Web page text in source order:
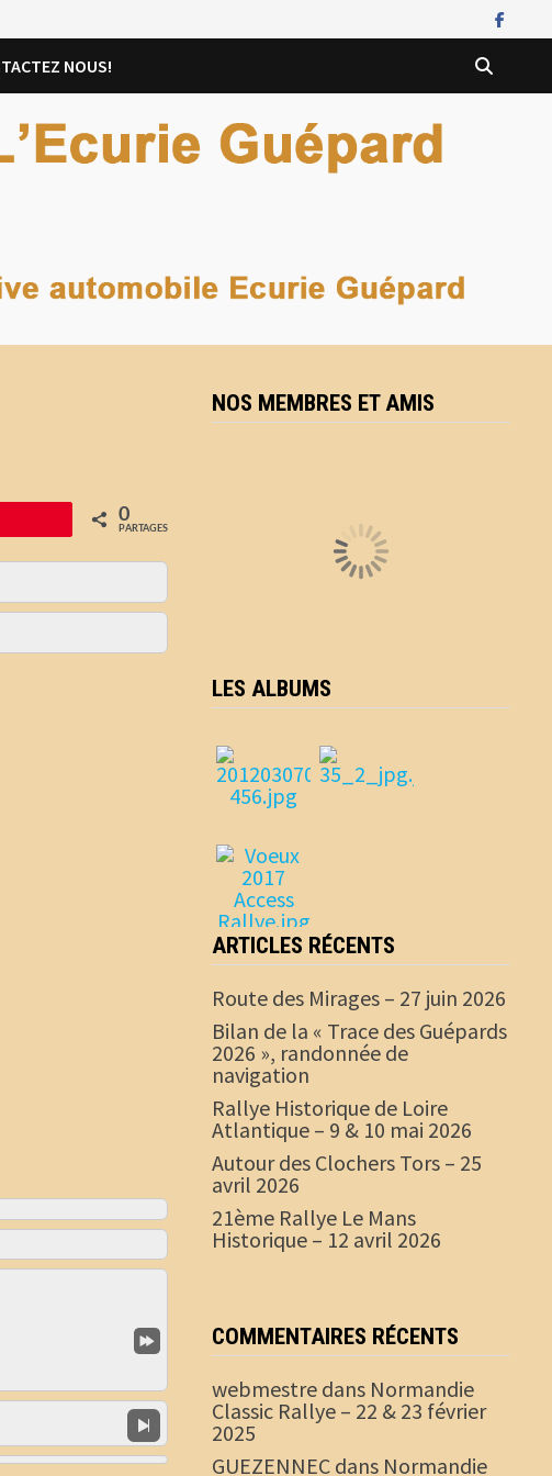
NOUS!
0
PARTAGES
NOS MEMBRES ET AMIS
LES ALBUMS
ARTICLES RÉCENTS
Route des Mirages – 27 juin 2026
Bilan de la « Trace des Guépards
2026 », randonnée de
navigation
Rallye Historique de Loire
Atlantique – 9 & 10 mai 2026
Autour des Clochers Tors – 25
avril 2026
21ème Rallye Le Mans
Historique – 12 avril 2026
COMMENTAIRES RÉCENTS
webmestre dans Normandie
Classic Rallye – 22 & 23 février
2025
GUEZENNEC dans Normandie